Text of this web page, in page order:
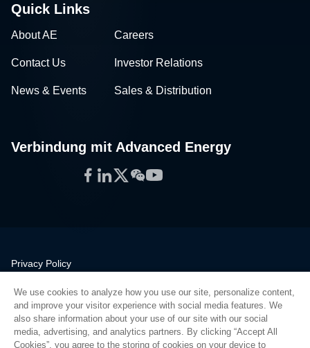
Quick Links
About AE Careers
Contact Us Investor Relations
News & Events Sales & Distribution
Verbindung mit Advanced Energy
Facebook
LinkedIn
Twitter
WeChat
YouTube
Privacy Policy
Quality
Sitemap
Supplier Portal
We use cookies to analyze how you use our site, personalize content,
and improve your visitor experience with social media features. We
also share information about your use of our site with our social
media, advertising, and analytics partners. By clicking “Accept All
Cookies”, you agree to the storing of cookies on your device to